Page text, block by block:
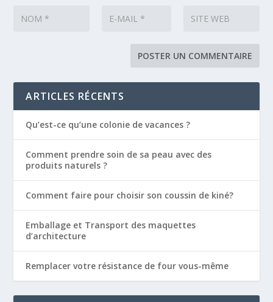
ARTICLES RÉCENTS
Qu’est-ce qu’une colonie de vacances ?
Comment prendre soin de sa peau avec des
produits naturels ?
Comment faire pour choisir son coussin de kiné?
Emballage et Transport des maquettes
d’architecture
Remplacer votre résistance de four vous-même